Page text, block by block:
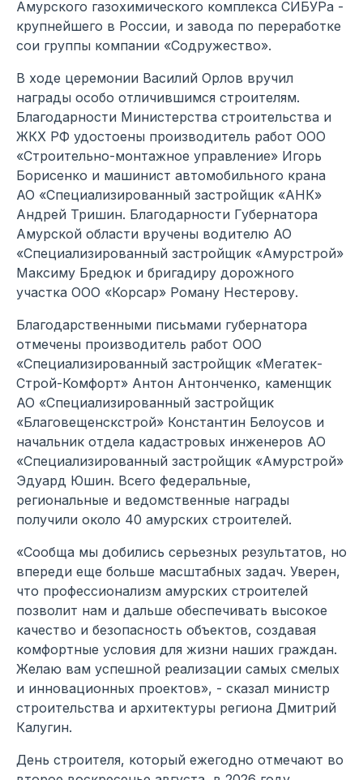
Амурского газохимического комплекса СИБУРа -
крупнейшего в России, и завода по переработке
сои группы компании «Содружество».
В ходе церемонии Василий Орлов вручил
награды особо отличившимся строителям.
Благодарности Министерства строительства и
ЖКХ РФ удостоены производитель работ ООО
«Строительно-монтажное управление» Игорь
Борисенко и машинист автомобильного крана
АО «Специализированный застройщик «АНК»
Андрей Тришин. Благодарности Губернатора
Амурской области вручены водителю АО
«Специализированный застройщик «Амурстрой»
Максиму Бредюк и бригадиру дорожного
участка ООО «Корсар» Роману Нестерову.
Благодарственными письмами губернатора
отмечены производитель работ ООО
«Специализированный застройщик «Мегатек-
Строй-Комфорт» Антон Антонченко, каменщик
АО «Специализированный застройщик
«Благовещенскстрой» Константин Белоусов и
начальник отдела кадастровых инженеров АО
«Специализированный застройщик «Амурстрой»
Эдуард Юшин. Всего федеральные,
региональные и ведомственные награды
получили около 40 амурских строителей.
«Сообща мы добились серьезных результатов, но
впереди еще больше масштабных задач. Уверен,
что профессионализм амурских строителей
позволит нам и дальше обеспечивать высокое
качество и безопасность объектов, создавая
комфортные условия для жизни наших граждан.
Желаю вам успешной реализации самых смелых
и инновационных проектов», - сказал министр
строительства и архитектуры региона Дмитрий
Калугин.
День строителя, который ежегодно отмечают во